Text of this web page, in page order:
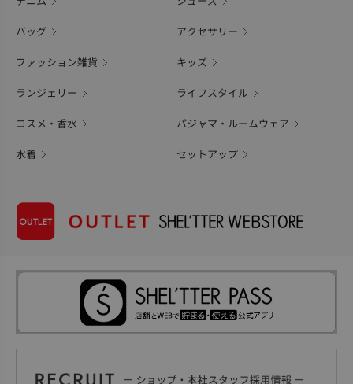
バッグ アクセサリー
ファッション雑貨 キッズ
ランジェリー ライフスタイル
コスメ・香水 パジャマ・ルームウェア
水着 セットアップ